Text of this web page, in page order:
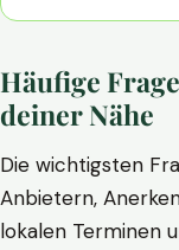
Häufige
deiner Nähe
Die wichtigsten
Anbietern,
lokalen Terminen